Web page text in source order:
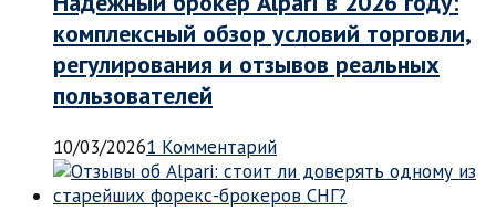
комплексный обзор условий торговли,
регулирования и отзывов реальных
пользователей
10/03/20261 Комментарий